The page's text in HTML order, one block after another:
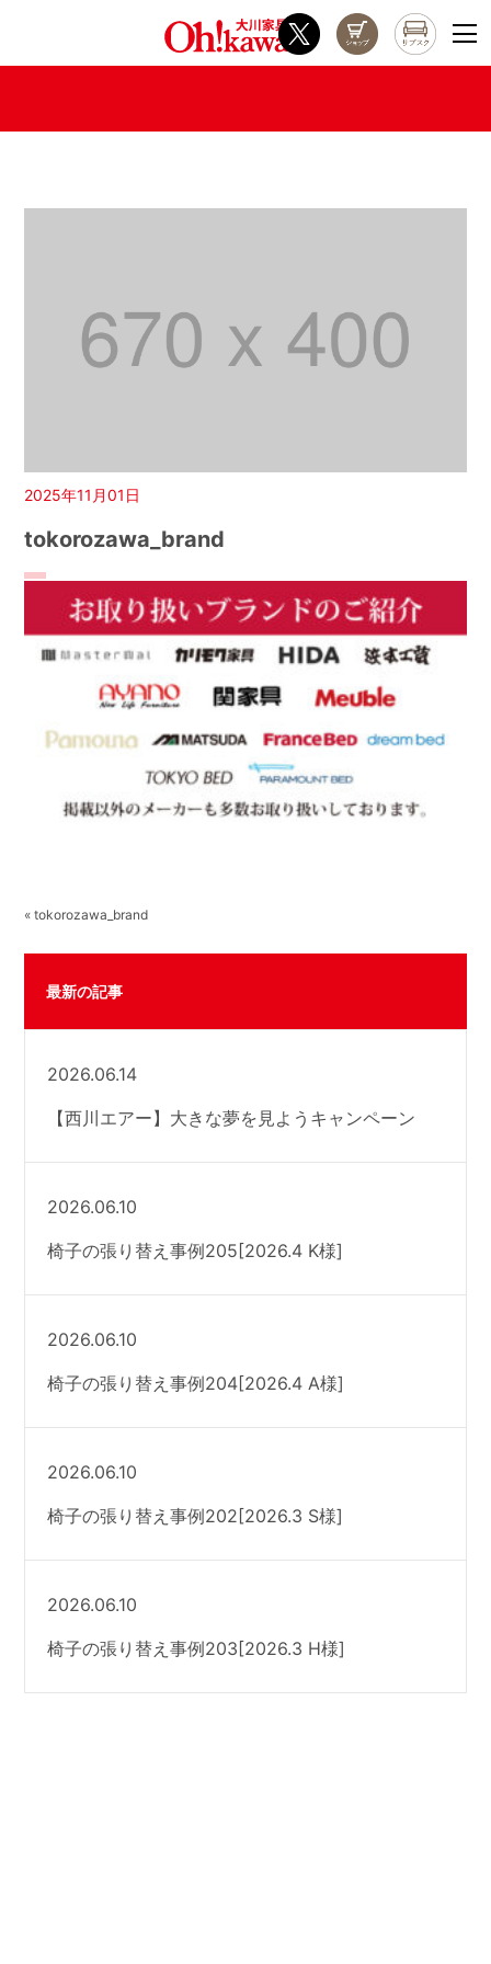
2025年11月01日
tokorozawa_brand
« tokorozawa_brand
最新の記事
2026.06.14
【西川エアー】大きな夢を見ようキャンペーン
2026.06.10
椅子の張り替え事例205[2026.4 K様]
2026.06.10
椅子の張り替え事例204[2026.4 A様]
2026.06.10
椅子の張り替え事例202[2026.3 S様]
2026.06.10
椅子の張り替え事例203[2026.3 H様]